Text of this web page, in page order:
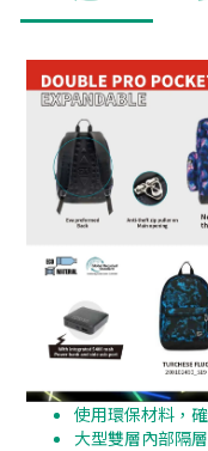
使用環保材料，
大型雙層內部隔